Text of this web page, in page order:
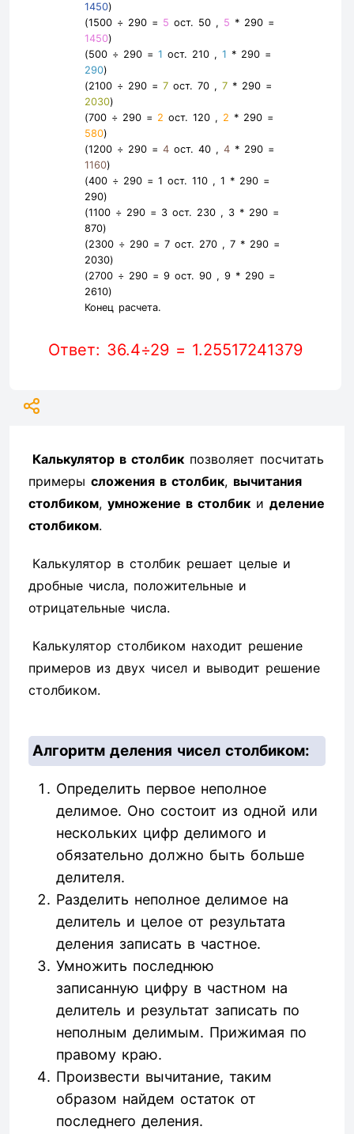
1450)
(1500 ÷ 290 = 5 ост. 50 , 5 * 290 =
1450)
(500 ÷ 290 = 1 ост. 210 , 1 * 290 =
290)
(2100 ÷ 290 = 7ост. 70 , 7* 290 =
2030)
(700 ÷ 290 = 2 ост. 120 , 2 * 290 =
580)
(1200 ÷ 290 = 4ост. 40 , 4* 290 =
1160)
(400 ÷ 290 = 1 ост. 110 , 1 * 290 =
290)
(1100 ÷ 290 = 3ост. 230 , 3* 290 =
870)
(2300 ÷ 290 = 7ост. 270 , 7* 290 =
2030)
(2700 ÷ 290 = 9ост. 90 , 9* 290 =
2610)
Конец расчета.
Ответ: 36.4÷29 = 1.25517241379
Калькулятор в столбик позволяет посчитать
примеры сложения в столбик, вычитания
столбиком, умножение в столбик и деление
столбиком.
Калькулятор в столбик решает целые и
дробные числа, положительные и
отрицательные числа.
Калькулятор столбиком находит решение
примеров из двух чисел и выводит решение
столбиком.
Алгоритм деления чисел столбиком:
Определить первое неполное
делимое. Оно состоит из одной или
нескольких цифр делимого и
обязательно должно быть больше
делителя.
Разделить неполное делимое на
делитель и целое от результата
деления записать в частное.
Умножить последнюю
записанную цифру в частном на
делитель и результат записать по
неполным делимым. Прижимая по
правому краю.
Произвести вычитание, таким
образом найдем остаток от
последнего деления.